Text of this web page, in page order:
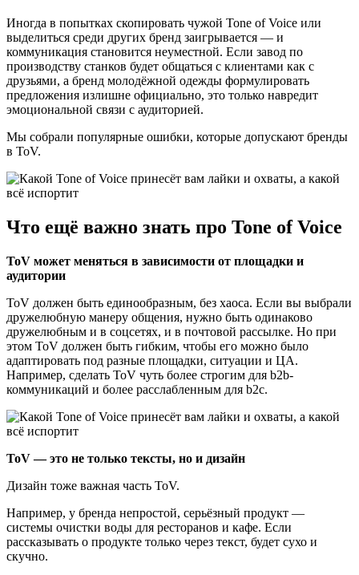
Иногда в попытках скопировать чужой Tone of Voice или
выделиться среди других бренд заигрывается — и
коммуникация становится неуместной. Если завод по
производству станков будет общаться с клиентами как с
друзьями, а бренд молодёжной одежды формулировать
предложения излишне официально, это только навредит
эмоциональной связи с аудиторией.
Мы собрали популярные ошибки, которые допускают бренды
в ToV.
Что ещё важно знать про Tone of Voice
ToV может меняться в зависимости от площадки и
аудитории
ToV должен быть единообразным, без хаоса. Если вы выбрали
дружелюбную манеру общения, нужно быть одинаково
дружелюбным и в соцсетях, и в почтовой рассылке. Но при
этом ToV должен быть гибким, чтобы его можно было
адаптировать под разные площадки, ситуации и ЦА.
Например, сделать ToV чуть более строгим для b2b-
коммуникаций и более расслабленным для b2c.
ToV — это не только тексты, но и дизайн
Дизайн тоже важная часть ToV.
Например, у бренда непростой, серьёзный продукт —
системы очистки воды для ресторанов и кафе. Если
рассказывать о продукте только через текст, будет сухо и
скучно.